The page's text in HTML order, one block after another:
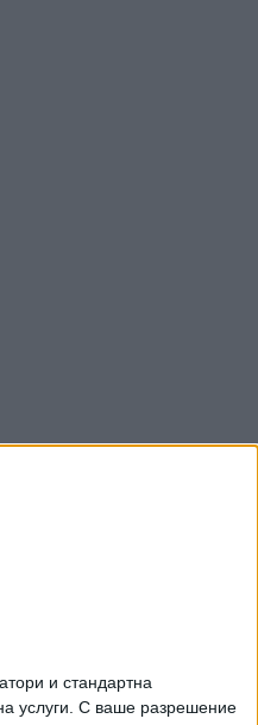
и стандартна
услуги. С ваше разрешение